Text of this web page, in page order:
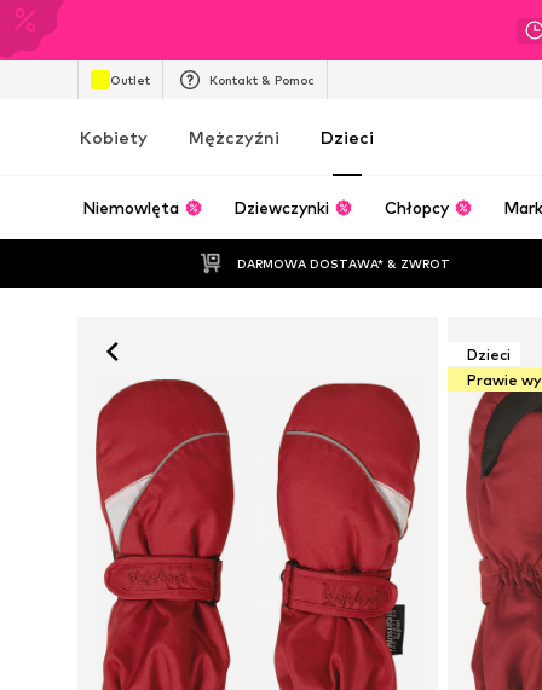
Outlet Kontakt & Pomoc
Kobiety Mężczyźni Dzieci
Niemowlęta Dziewczynki Chłopcy
DARMOWA DOSTAWA* & ZWROT
Dzieci
Prawie